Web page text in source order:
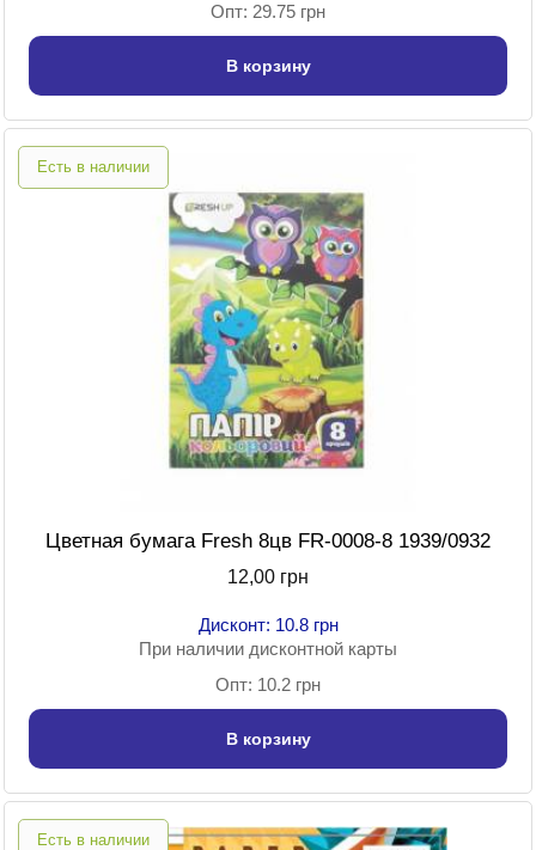
Опт: 29.75 грн
В корзину
Есть в наличии
Цветная бумага Fresh 8цв FR-0008-8 1939/0932
12,00 грн
Дисконт: 10.8 грн
При наличии дисконтной карты
Опт: 10.2 грн
В корзину
Есть в наличии